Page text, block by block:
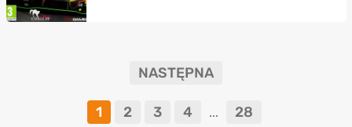
NASTĘPNA
1 2 3 4 ... 28